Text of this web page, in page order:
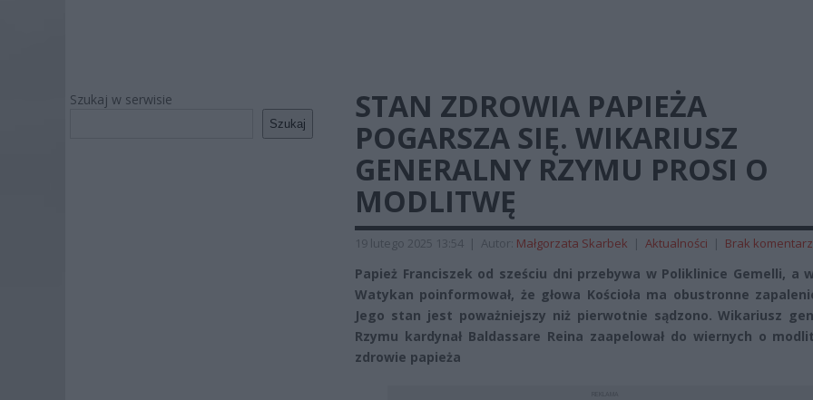
Szukaj w serwisie
Szukaj
STAN ZDROWIA PAPIEŻA
POGARSZA SIĘ. WIKARIUSZ
GENERALNY RZYMU PROSI O
MODLITWĘ
19 lutego 2025 13:54 | Autor: Małgorzata Skarbek | Aktualności | Brak
Papież Franciszek od sześciu dni przebywa w Poliklinice Gemelli, a
Watykan poinformował, że głowa Kościoła ma obustronne
Jego stan jest poważniejszy niż pierwotnie sądzono. Wikariusz
Rzymu kardynał Baldassare Reina zaapelował do wiernych o
zdrowie papieża